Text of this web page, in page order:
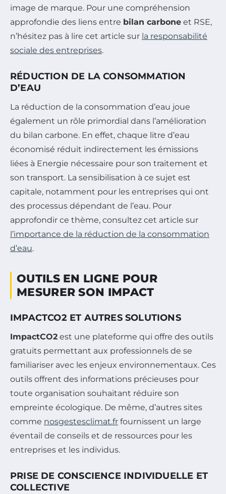
image de marque. Pour une compréhension
approfondie des liens entre bilan carbone et RSE,
n’hésitez pas à lire cet article sur la responsabilité
sociale des entreprises.
RÉDUCTION DE LA CONSOMMATION
D’EAU
La réduction de la consommation d’eau joue
également un rôle primordial dans l’amélioration
du bilan carbone. En effet, chaque litre d’eau
économisé réduit indirectement les émissions
liées à Energie nécessaire pour son traitement et
son transport. La sensibilisation à ce sujet est
capitale, notamment pour les entreprises qui ont
des processus dépendant de l’eau. Pour
approfondir ce thème, consultez cet article sur
l’importance de la réduction de la consommation
d’eau.
OUTILS EN LIGNE POUR
MESURER SON IMPACT
IMPACTCO2 ET AUTRES SOLUTIONS
ImpactCO2 est une plateforme qui offre des outils
gratuits permettant aux professionnels de se
familiariser avec les enjeux environnementaux. Ces
outils offrent des informations précieuses pour
toute organisation souhaitant réduire son
empreinte écologique. De même, d’autres sites
comme nosgestesclimat.fr fournissent un large
éventail de conseils et de ressources pour les
entreprises et les individus.
PRISE DE CONSCIENCE INDIVIDUELLE ET
COLLECTIVE